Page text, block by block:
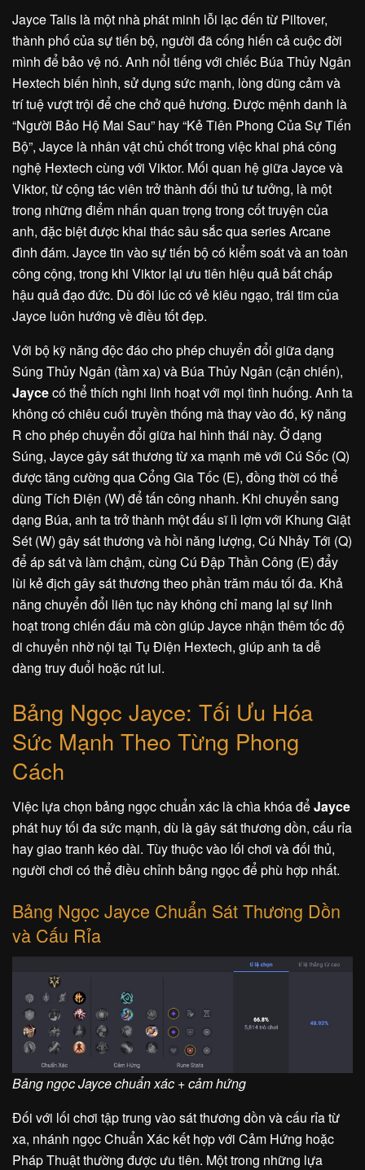
Jayce Talis là một nhà phát minh lỗi lạc đến từ Piltover,
thành phố của sự tiến bộ, người đã cống hiến cả cuộc đời
mình để bảo vệ nó. Anh nổi tiếng với chiếc Búa Thủy Ngân
Hextech biến hình, sử dụng sức mạnh, lòng dũng cảm và
trí tuệ vượt trội để che chở quê hương. Được mệnh danh là
“Người Bảo Hộ Mai Sau” hay “Kẻ Tiên Phong Của Sự Tiến
Bộ”, Jayce là nhân vật chủ chốt trong việc khai phá công
nghệ Hextech cùng với Viktor. Mối quan hệ giữa Jayce và
Viktor, từ cộng tác viên trở thành đối thủ tư tưởng, là một
trong những điểm nhấn quan trọng trong cốt truyện của
anh, đặc biệt được khai thác sâu sắc qua series Arcane
đình đám. Jayce tin vào sự tiến bộ có kiểm soát và an toàn
công cộng, trong khi Viktor lại ưu tiên hiệu quả bất chấp
hậu quả đạo đức. Dù đôi lúc có vẻ kiêu ngạo, trái tim của
Jayce luôn hướng về điều tốt đẹp.
Với bộ kỹ năng độc đáo cho phép chuyển đổi giữa dạng
Súng Thủy Ngân (tầm xa) và Búa Thủy Ngân (cận chiến),
Jaycecó thể thích nghi linh hoạt với mọi tình huống. Anh ta
không có chiêu cuối truyền thống mà thay vào đó, kỹ năng
R cho phép chuyển đổi giữa hai hình thái này. Ở dạng
Súng, Jayce gây sát thương từ xa mạnh mẽ với Cú Sốc (Q)
được tăng cường qua Cổng Gia Tốc (E), đồng thời có thể
dùng Tích Điện (W) để tấn công nhanh. Khi chuyển sang
dạng Búa, anh ta trở thành một đấu sĩ lì lợm với Khung Giật
Sét (W) gây sát thương và hồi năng lượng, Cú Nhảy Tới (Q)
để áp sát và làm chậm, cùng Cú Đập Thần Công (E) đẩy
lùi kẻ địch gây sát thương theo phần trăm máu tối đa. Khả
năng chuyển đổi liên tục này không chỉ mang lại sự linh
hoạt trong chiến đấu mà còn giúp Jayce nhận thêm tốc độ
di chuyển nhờ nội tại Tụ Điện Hextech, giúp anh ta dễ
dàng truy đuổi hoặc rút lui.
Bảng Ngọc Jayce: Tối Ưu Hóa
Sức Mạnh Theo Từng Phong
Cách
Việc lựa chọn bảng ngọc chuẩn xác là chìa khóa đểJayce
phát huy tối đa sức mạnh, dù là gây sát thương dồn, cấu rỉa
hay giao tranh kéo dài. Tùy thuộc vào lối chơi và đối thủ,
người chơi có thể điều chỉnh bảng ngọc để phù hợp nhất.
Bảng Ngọc Jayce Chuẩn Sát Thương Dồn
và Cấu Rỉa
Bảng ngọc Jayce chuẩn xác + cảm hứng
Đối với lối chơi tập trung vào sát thương dồn và cấu rỉa từ
xa, nhánh ngọc Chuẩn Xác kết hợp với Cảm Hứng hoặc
Pháp Thuật thường được ưu tiên. Một trong những lựa